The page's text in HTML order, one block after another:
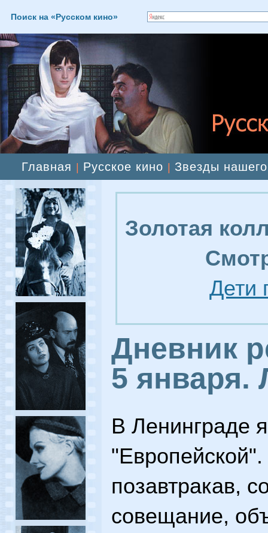
Поиск на «Русском кино»
Главная Русское кино Звезды
Золотая
Дети
Дневник
5 января.
В Ленинграде
позавтракав,
совещание,